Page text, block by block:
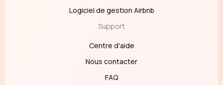
Logiciel de gestion Airbnb
Support
Centre d'aide
Nous contacter
FAQ